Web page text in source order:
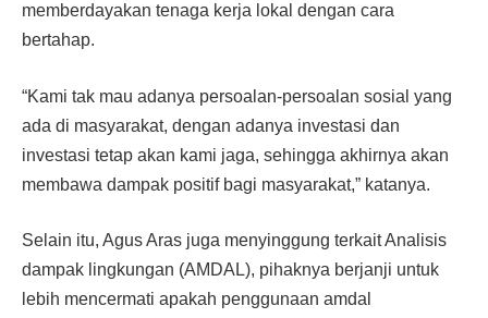
memberdayakan tenaga kerja lokal dengan cara
bertahap.
“Kami tak mau adanya per­soalan-persoalan sosial yang
ada di masyarakat, dengan adanya investasi dan
investasi tetap akan kami jaga, sehingga akhirnya akan
membawa dam­pak positif bagi masyarakat,” katanya.
Selain itu, Agus Aras juga menyinggung terkait Analisis
dampak lingkungan (AMDAL), pihaknya berjanji untuk
lebih mencermati apakah penggu­naan amdal